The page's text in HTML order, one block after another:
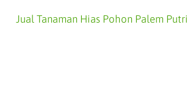
Jual Tanaman Hias Pohon Palem Putri